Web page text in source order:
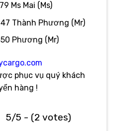
Ms Mai (Ms)
Thành Phương (Mr)
Phương (Mr)
phục vụ quý khách
hàng !
5/5 - (2 votes)